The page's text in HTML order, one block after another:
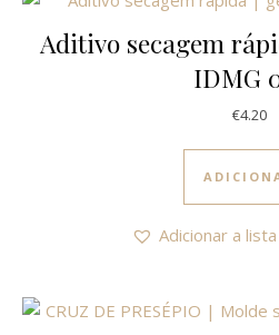
Aditivo secagem
IDMG
€4.20
Adicionar a